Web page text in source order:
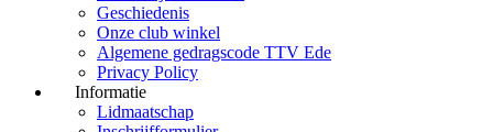
Geschiedenis
Onze club winkel
Algemene gedragscode TTV Ede
Privacy Policy
Informatie
Lidmaatschap